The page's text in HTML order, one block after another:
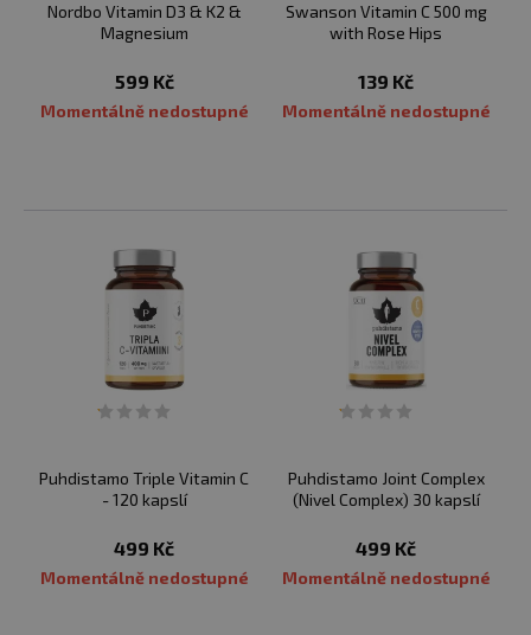
Nordbo Vitamin D3 & K2 &
Magnesium
599 Kč
Momentálně nedostupné
Swanson Vitamin C 500 mg
with Rose Hips
139 Kč
Momentálně nedostupné
Puhdistamo Triple Vitamin C
- 120 kapslí
499 Kč
Momentálně nedostupné
Puhdistamo Joint Complex
(Nivel Complex) 30 kapslí
499 Kč
Momentálně nedostupné